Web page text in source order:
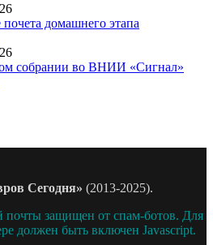
почета домашнего этапа
собрании во ВНИИ «Сигнал»
Сегодня» (2013-2025).
почты защищен от спам-ботов. Для
должен быть включен Javascript.